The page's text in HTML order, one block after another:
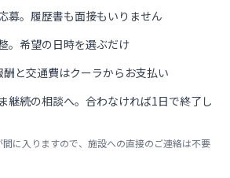
募。履歴書も面接もいりません
。希望の日時を選ぶだけ
と交通費はクーラからお支払い
継続の相談へ。合わなければ1日で終了し
に入りますので、施設への直接のご連絡は不要